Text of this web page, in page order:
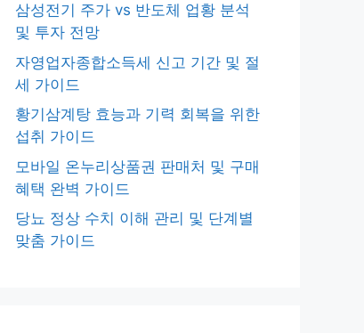
삼성전기 주가 vs 반도체 업황 분석
및 투자 전망
자영업자종합소득세 신고 기간 및 절
세 가이드
황기삼계탕 효능과 기력 회복을 위한
섭취 가이드
모바일 온누리상품권 판매처 및 구매
혜택 완벽 가이드
당뇨 정상 수치 이해 관리 및 단계별
맞춤 가이드